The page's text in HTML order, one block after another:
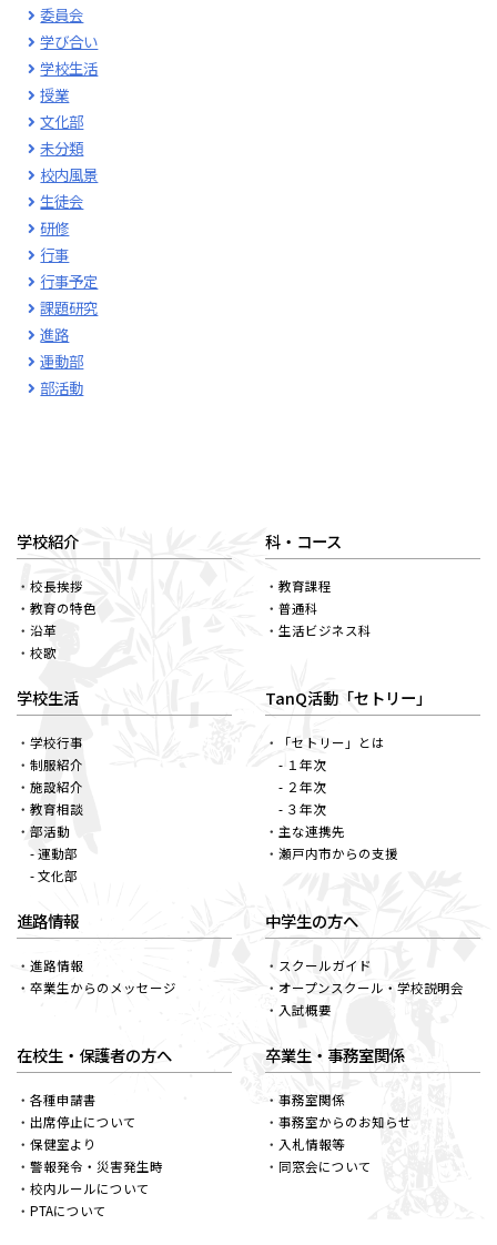
委員会
学び合い
学校生活
授業
文化部
未分類
校内風景
生徒会
研修
行事
行事予定
課題研究
進路
運動部
部活動
学校紹介
校長挨拶
教育の特色
沿革
校歌
科・コース
教育課程
普通科
生活ビジネス科
学校生活
学校行事
制服紹介
施設紹介
教育相談
部活動
- 運動部
- 文化部
TanQ活動「セトリー」
「セトリー」とは
- １年次
- ２年次
- ３年次
主な連携先
瀬戸内市からの支援
進路情報
進路情報
卒業生からのメッセージ
中学生の方へ
スクールガイド
オープンスクール・学校説明会
入試概要
在校生・保護者の方へ
各種申請書
出席停止について
保健室より
警報発令・災害発生時
校内ルールについて
PTAについて
卒業生・事務室関係
事務室関係
事務室からのお知らせ
入札情報等
同窓会について